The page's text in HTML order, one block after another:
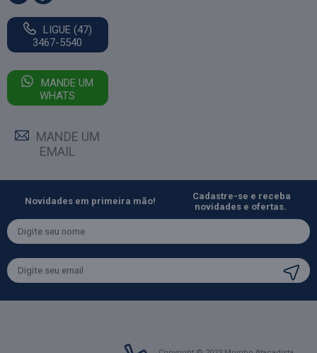
LIGUE (47)
3467-5540
MANDE UM
WHATS
MANDE UM
EMAIL
Novidades em primeira mão!
Cadastre-se e receba
novidades e ofertas.